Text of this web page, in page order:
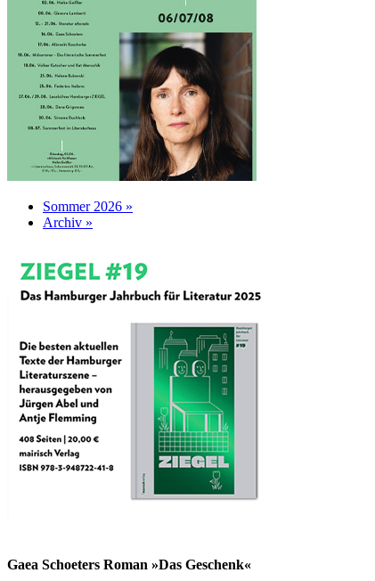
Sommer 2026 »
Archiv »
Gaea Schoeters Roman »Das Geschenk«